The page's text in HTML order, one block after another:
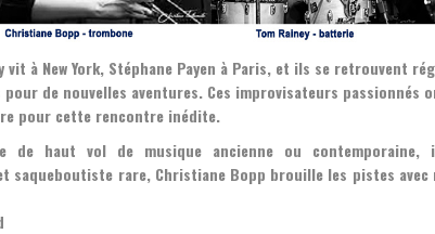
vit à New York, Stéphane Payen à Paris, et ils se retrouvent
pour de nouvelles aventures. Ces improvisateurs passionnés
pour cette rencontre inédite.
de haut vol de musique ancienne ou contemporaine,
saqueboutiste rare, Christiane Bopp brouille les pistes